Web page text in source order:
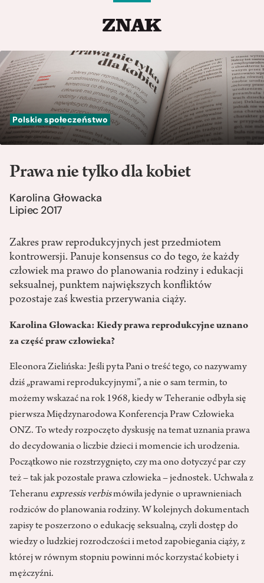
Polskie społeczeństwo
Prawa nie tylko dla kobiet
Karolina Głowacka
Lipiec 2017
Zakres praw reprodukcyjnych jest przedmiotem
kontrowersji. Panuje konsensus co do tego, że każdy
człowiek ma prawo do planowania rodziny i edukacji
seksualnej, punktem największych konfliktów
pozostaje zaś kwestia przerywania ciąży.
Karolina Głowacka: Kiedy prawa reprodukcyjne uznano
za część praw człowieka?
Eleonora Zielińska: Jeśli pyta Pani o treść tego, co nazy­wamy
dziś „prawami reproduk­cyjnymi”, a nie o sam termin, to
możemy wskazać na rok 1968, kiedy w Teheranie odbyła się
pierwsza Międzynarodowa Konferencja Praw Człowieka
ONZ. To wtedy rozpo­częto dyskusję na temat uznania prawa
do decydowania o liczbie dzieci i momencie ich urodzenia.
Początkowo nie rozstrzygnięto, czy ma ono dotyczyć par czy
też – tak jak pozostałe prawa człowieka – jednostek. Uchwała z
Teheranu expressis verbismówiła jedynie o uprawnieniach
rodziców do pla­nowania rodziny. W kolejnych dokumentach
zapisy te poszerzono o edukację seksualną, czyli dostęp do
wiedzy o ludzkiej rozrodczości i metod zapobiegania ciąży, z
której w równym stopniu powinni móc korzystać kobiety i
mężczyźni.